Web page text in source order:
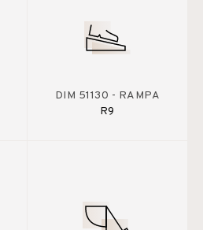
DIM 51130 - RAMPA
R9